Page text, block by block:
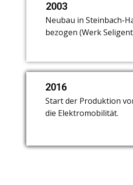
Neubau in Steinbach-
bezogen (Werk
2003
Gründung der "Nettelhoff
Commutators & Components
2003
Start der
Duroplastkomponenten.
2008
Start der Produktion
die Elektromobilität.
2016